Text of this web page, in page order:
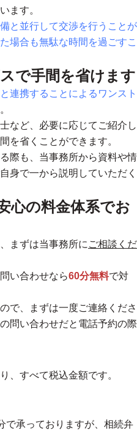
ます。
と並行して交渉を行うことが
場合も無駄な時間を過ごすこ
で手間を省けます
連携することによるワンスト
。
など、必要に応じてご紹介し
を省くことができます。
際も、当事務所から資料や情
身で一から説明していただく
心の料金体系でお
まずは当事務所に ご相談くだ
い合わせなら60分無料で対
で、まずは一度ご連絡くださ
問い合わせだと電話予約の際
、すべて税込金額です。
で承っておりますが、相続弁